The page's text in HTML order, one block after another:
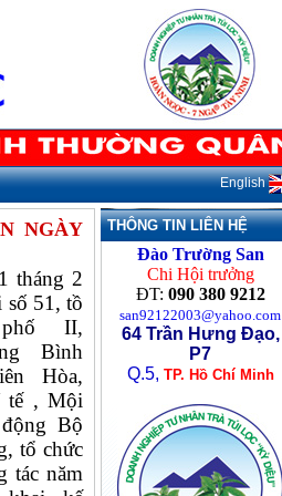
English
NGÀY
tháng 2
số 51, tồ
II,
Bình
Hòa,
tế , Mội
Bộ
tổ chức
tác năm
THÔNG TIN LIÊN HỆ
Đào Trường San
Chi Hội trưởng
ĐT: 090 380 9212
san92122003@yahoo.com
64 Trần Hưng Đạo,
P7
Q.5, TP. Hồ Chí Minh